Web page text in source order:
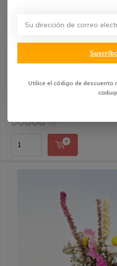
jarrón marrón | 50cm
(0)
Utilice el código de descuento